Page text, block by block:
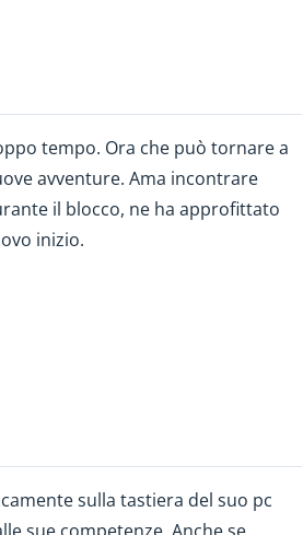
tempo. Ora che può tornare a
avventure. Ama incontrare
il blocco, ne ha approfittato
inizio.
sulla tastiera del suo pc
sue competenze. Anche se